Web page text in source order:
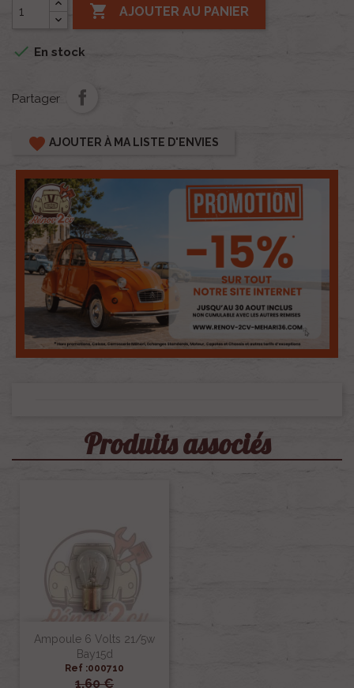
 AJOUTER AU PANIER
 En stock
Partager
favorite AJOUTER À MA LISTE D'ENVIES
Produits associés
Ampoule 6 Volts 21/5w
Bay15d
Ref :000710
1,60 €